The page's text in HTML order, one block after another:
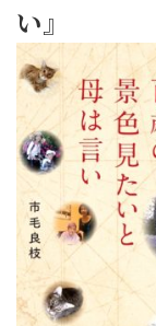
い』